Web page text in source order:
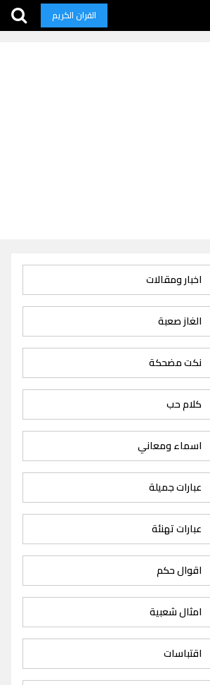
القران الكريم
اخبار ومقالات
الغاز صعبة
نكت مضحكة
كلام حب
اسماء ومعاني
عبارات جميلة
عبارات تهنئة
اقوال حكم
امثال شعبية
اقتباسات